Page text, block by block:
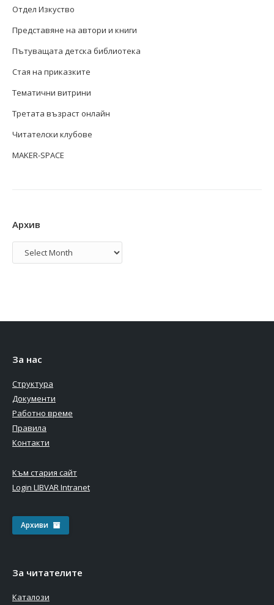
Отдел Изкуство
Представяне на автори и книги
Пътуващата детска библиотека
Стая на приказките
Тематични витрини
Третата възраст онлайн
Читателски клубове
MAKER-SPACE
Архив
Архив
За нас
Структура
Документи
Работно време
Правила
Контакти
Към стария сайт
Login LIBVAR Intranet
Архиви
За читателите
Каталози